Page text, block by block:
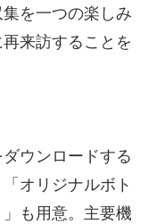
を一つの楽しみ
来訪することを
ウンロードする
オリジナルボト
も用意。主要機